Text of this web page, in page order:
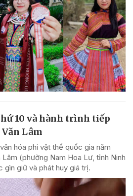
10 và hành trình tiếp
Lâm
hóa phi vật thể quốc gia năm
(phường Nam Hoa Lư, tỉnh Ninh
giữ và phát huy giá trị.